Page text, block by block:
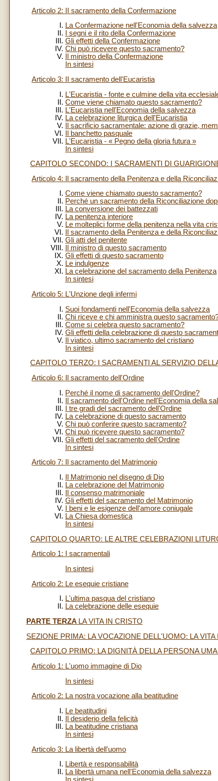
Articolo 2: II sacramento della Confermazione
La Confermazione nell'Economia della salvezza
I segni e il rito della Confermazione
Gli effetti della Confermazione
Chi può ricevere questo sacramento?
Il ministro della Confermazione
In sintesi
Articolo 3: II sacramento dell'Eucaristia
L'Eucaristia - fonte e culmine della vita
Come viene chiamato questo sacramento?
L'Eucaristia nell'Economia della salvezza
La celebrazione liturgica dell'Eucaristia
Il sacrificio sacramentale: azione di grazie,
Il banchetto pasquale
L'Eucaristia - « Pegno della gloria futura »
In sintesi
CAPITOLO SECONDO: I SACRAMENTI DI
Articolo 4: Il sacramento della Penitenza e della
Come viene chiamato questo sacramento?
Perché un sacramento della Riconciliazione
La conversione dei battezzati
La penitenza interiore
Le molteplici forme della penitenza nella vita
Il sacramento della Penitenza e della
Gli atti del penitente
Il ministro di questo sacramento
Gli effetti di questo sacramento
Le indulgenze
La celebrazione del sacramento della Penitenza
In sintesi
Articolo 5: L'Unzione degli infermi
Suoi fondamenti nell'Economia della salvezza
Chi riceve e chi amministra questo
Come si celebra questo sacramento?
Gli effetti della celebrazione di questo
Il viatico, ultimo sacramento del cristiano
In sintesi
CAPITOLO TERZO: I SACRAMENTI AL SERVIZIO
Articolo 6: Il sacramento dell'Ordine
Perché il nome di sacramento dell'Ordine?
Il sacramento dell'Ordine nell'Economia della
I tre gradi del sacramento dell'Ordine
La celebrazione di questo sacramento
Chi può conferire questo sacramento?
Chi può ricevere questo sacramento?
Gli effetti del sacramento dell'Ordine
In sintesi
Articolo 7: Il sacramento del Matrimonio
Il Matrimonio nel disegno di Dio
La celebrazione del Matrimonio
Il consenso matrimoniale
Gli effetti del sacramento del Matrimonio
I beni e le esigenze dell'amore coniugale
La Chiesa domestica
In sintesi
CAPITOLO QUARTO: LE ALTRE CELEBRAZIONI
Articolo 1: I sacramentali
In sintesi
Articolo 2: Le esequie cristiane
L'ultima pasqua del cristiano
La celebrazione delle esequie
PARTE TERZA LA VITA IN CRISTO
SEZIONE PRIMA: LA VOCAZIONE DELL'UOMO: LA VITA
CAPITOLO PRIMO: LA DIGNITÀ DELLA PERSONA
Articolo 1: L'uomo immagine di Dio
In sintesi
Articolo 2: La nostra vocazione alla beatitudine
Le beatitudini
Il desiderio della felicità
La beatitudine cristiana
In sintesi
Articolo 3: La libertà dell'uomo
Libertà e responsabilità
La libertà umana nell'Economia della salvezza